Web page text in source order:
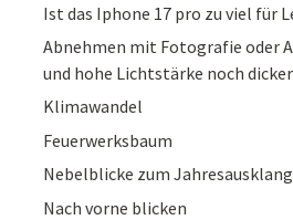
Ist das Iphone 17 pro zu viel für
Abnehmen mit Fotografie oder
und hohe Lichtstärke noch dicker
Klimawandel
Feuerwerksbaum
Nebelblicke zum Jahresausklang
Nach vorne blicken